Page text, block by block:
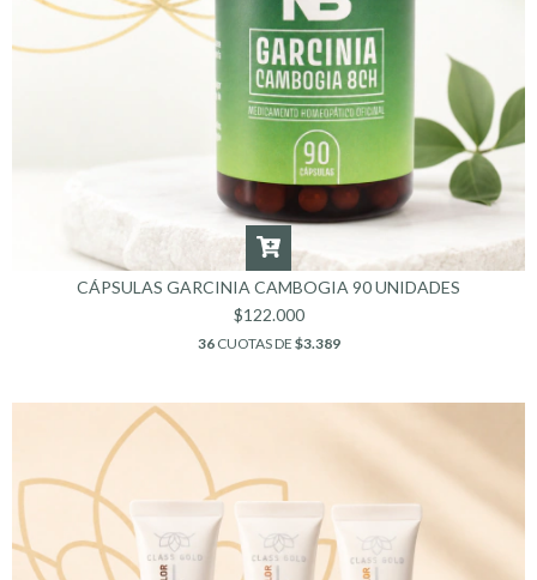
CÁPSULAS GARCINIA CAMBOGIA 90 UNIDADES
$122.000
36CUOTAS DE $3.389